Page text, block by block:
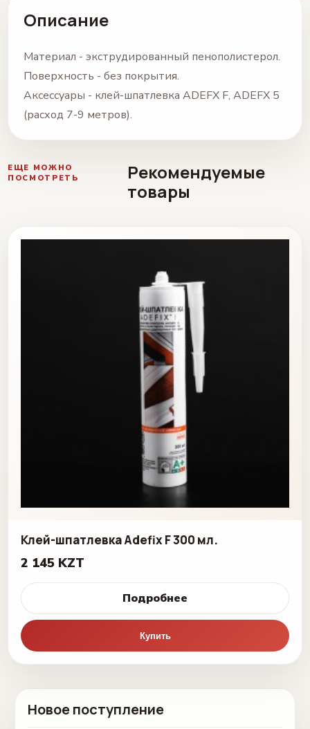
Описание
Материал - экструдированный пенополистерол.
Поверхность - без покрытия.
Аксессуары - клей-шпатлевка ADEFX F, ADEFX 5
(расход 7-9 метров).
ЕЩЕ МОЖНО
ПОСМОТРЕТЬ
Рекомендуемые
товары
Клей-шпатлевка Adefix F 300 мл.
2 145 KZT
Подробнее
Купить
Новое поступление